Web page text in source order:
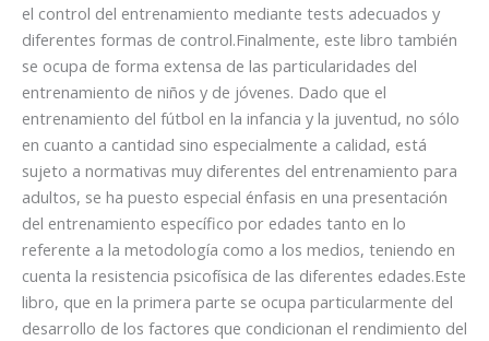
el control del entrenamiento mediante tests adecuados y
diferentes formas de control.Finalmente, este libro también
se ocupa de forma extensa de las particularidades del
entrenamiento de niños y de jóvenes. Dado que el
entrenamiento del fútbol en la infancia y la juventud, no sólo
en cuanto a cantidad sino especialmente a calidad, está
sujeto a normativas muy diferentes del entrenamiento para
adultos, se ha puesto especial énfasis en una presentación
del entrenamiento específico por edades tanto en lo
referente a la metodología como a los medios, teniendo en
cuenta la resistencia psicofísica de las diferentes edades.Este
libro, que en la primera parte se ocupa particularmente del
desarrollo de los factores que condicionan el rendimiento del